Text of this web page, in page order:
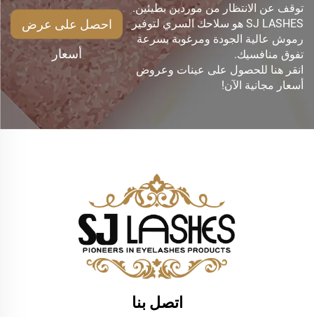
توقف عن الانتظار من موردين بطيئين.
SJ LASHES هو سلاحك السري لتوفير
رموش عالية الجودة ومرغوبة بسرعة
تفوق منافسيك.
انقر هنا للحصول على عينات وعروض
أسعار مجانية الآن!
احصل على عرض
أسعار
اتصل بنا